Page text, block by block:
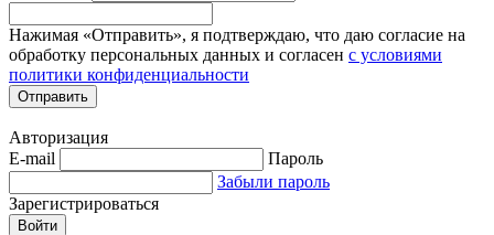
Нажимая «Отправить», я подтверждаю, что даю согласие на
обработку персональных данных и согласен с условиями
политики конфиденциальности
Отправить
Авторизация
E-mail
Пароль
Забыли пароль
Зарегистрироваться
Войти